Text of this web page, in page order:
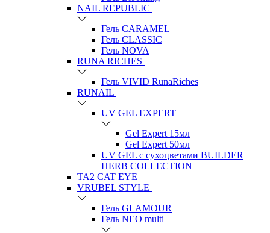
NAIL REPUBLIC
Гель CARAMEL
Гель CLASSIC
Гель NOVA
RUNA RICHES
Гель VIVID RunaRiches
RUNAIL
UV GEL EXPERT
Gel Expert 15мл
Gel Expert 50мл
UV GEL с сухоцветами BUILDER
HERB COLLECTION
TA2 CAT EYE
VRUBEL STYLE
Гель GLAMOUR
Гель NEO multi